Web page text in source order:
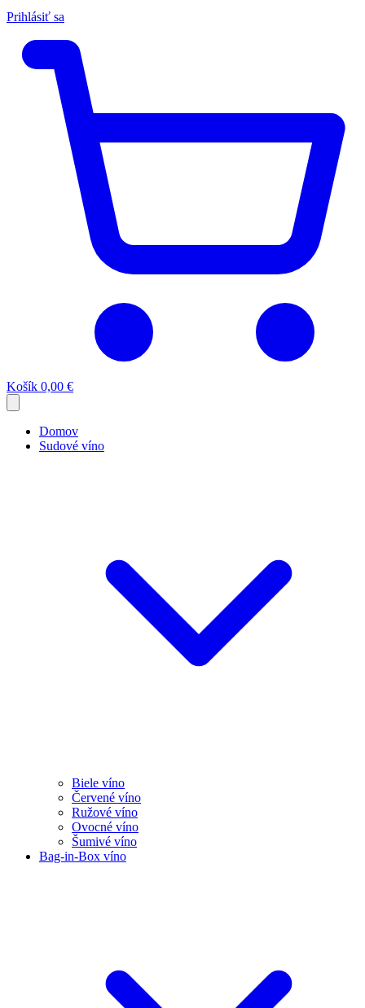
Prihlásiť sa
Košík 0,00 €
Domov
Sudové víno
Biele víno
Červené víno
Ružové víno
Ovocné víno
Šumivé víno
Bag-in-Box víno